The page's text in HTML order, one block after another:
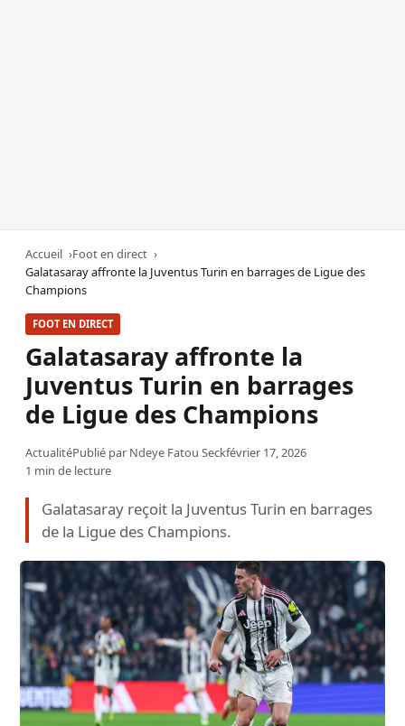
Accueil
Foot en direct
Galatasaray affronte la Juventus Turin en barrages de Ligue des
Champions
FOOT EN DIRECT
Galatasaray affronte la
Juventus Turin en barrages
de Ligue des Champions
ActualitéPublié par Ndeye Fatou Seckfévrier 17, 2026
1 min de lecture
Galatasaray reçoit la Juventus Turin en barrages
de la Ligue des Champions.